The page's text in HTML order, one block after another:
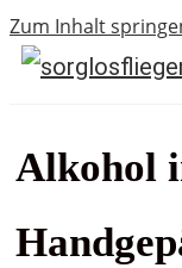
Zum Inhalt
Alkohol